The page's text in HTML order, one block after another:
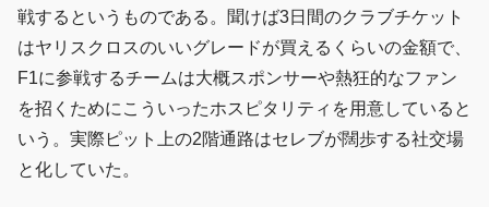
戦するというものである。聞けば3日間のクラブチケット
はヤリスクロスのいいグレードが買えるくらいの金額で、
F1に参戦するチームは大概スポンサーや熱狂的なファン
を招くためにこういったホスピタリティを用意していると
いう。実際ピット上の2階通路はセレブが闊歩する社交場
と化していた。